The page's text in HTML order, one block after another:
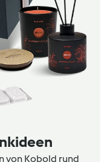
von Kobold rund